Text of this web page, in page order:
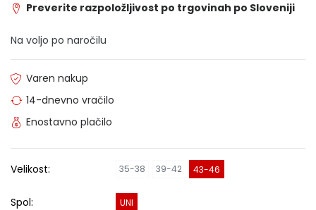
Preverite razpoložljivost po trgovinah po Sloveniji
Na voljo po naročilu
Varen nakup
14-dnevno vračilo
Enostavno plačilo
Velikost: 35-38 39-42 43-46
Spol: UNI